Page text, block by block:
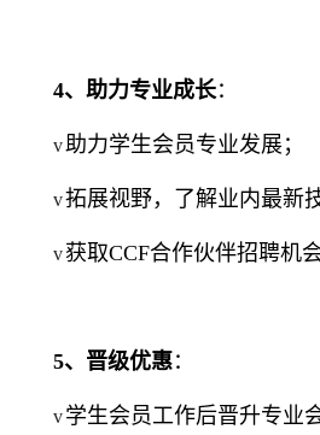
4、 助力专业成长：
v助力学生会员专业发展；
v拓展视野，了解业内最新
v获取CCF合作伙伴招聘机会
5、 晋级优惠：
v学生会员工作后晋升专业